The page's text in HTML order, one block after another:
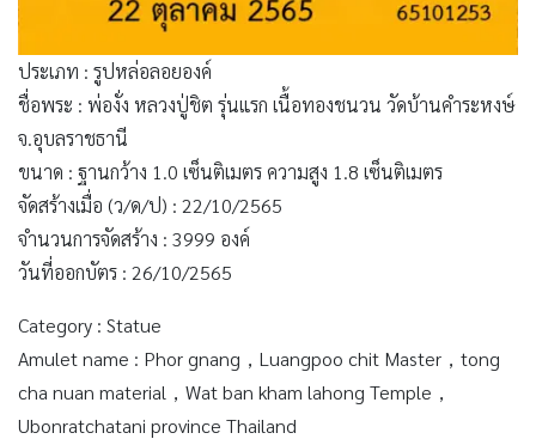
ประเภท : รูปหล่อลอยองค์
ชื่อพระ : พ่องั่ง หลวงปู่ชิต รุ่นแรก เนื้อทองชนวน วัดบ้านคำระหงษ์
จ.อุบลราชธานี
ขนาด : ฐานกว้าง 1.0 เซ็นติเมตร ความสูง 1.8 เซ็นติเมตร
จัดสร้างเมื่อ (ว/ด/ป) : 22/10/2565
จำนวนการจัดสร้าง : 3999 องค์
วันที่ออกบัตร : 26/10/2565
Category : Statue
Amulet name : Phor gnang，Luangpoo chit Master，tong
cha nuan material，Wat ban kham lahong Temple，
Ubonratchatani province Thailand